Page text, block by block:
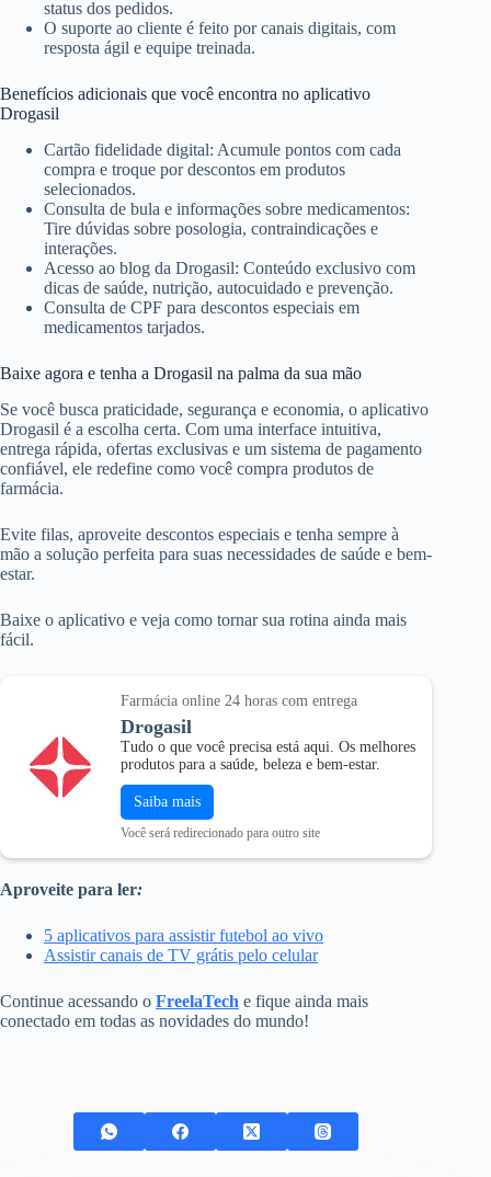
status dos pedidos.
O suporte ao cliente é feito por canais digitais, com
resposta ágil e equipe treinada.
Benefícios adicionais que você encontra no aplicativo
Drogasil
Cartão fidelidade digital: Acumule pontos com cada
compra e troque por descontos em produtos
selecionados.
Consulta de bula e informações sobre medicamentos:
Tire dúvidas sobre posologia, contraindicações e
interações.
Acesso ao blog da Drogasil: Conteúdo exclusivo com
dicas de saúde, nutrição, autocuidado e prevenção.
Consulta de CPF para descontos especiais em
medicamentos tarjados.
Baixe agora e tenha a Drogasil na palma da sua mão
Se você busca praticidade, segurança e economia, o aplicativo
Drogasil é a escolha certa. Com uma interface intuitiva,
entrega rápida, ofertas exclusivas e um sistema de pagamento
confiável, ele redefine como você compra produtos de
farmácia.
Evite filas, aproveite descontos especiais e tenha sempre à
mão a solução perfeita para suas necessidades de saúde e bem-
estar.
Baixe o aplicativo e veja como tornar sua rotina ainda mais
fácil.
Farmácia online 24 horas com entrega
Drogasil
Tudo o que você precisa está aqui. Os melhores
produtos para a saúde, beleza e bem-estar.
Saiba mais
Você será redirecionado para outro site
Aproveite para ler:
5 aplicativos para assistir futebol ao vivo
Assistir canais de TV grátis pelo celular
Continue acessando o FreelaTech e fique ainda mais
conectado em todas as novidades do mundo!